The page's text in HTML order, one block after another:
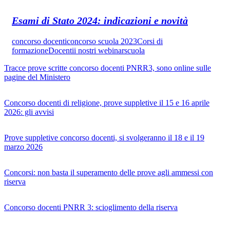
Esami di Stato 2024: indicazioni e novità
concorso docenticoncorso scuola 2023Corsi di
formazioneDocentii nostri webinarscuola
Tracce prove scritte concorso docenti PNRR3, sono online sulle
pagine del Ministero
Concorso docenti di religione, prove suppletive il 15 e 16 aprile
2026: gli avvisi
Prove suppletive concorso docenti, si svolgeranno il 18 e il 19
marzo 2026
Concorsi: non basta il superamento delle prove agli ammessi con
riserva
Concorso docenti PNRR 3: scioglimento della riserva